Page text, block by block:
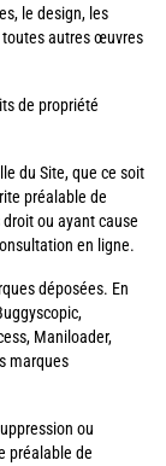
le design, les
toutes autres œuvres
de propriété
du Site, que ce soit
préalable de
droit ou ayant cause
en ligne.
déposées. En
Maniloader,
marques
ou
préalable de